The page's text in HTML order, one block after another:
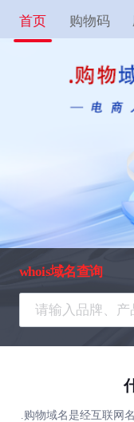
首页 购物码
whois域名查询
.购物域名是经互联网